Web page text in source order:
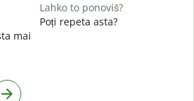
mai
Lahko to ponoviš?
Poți repeta asta?